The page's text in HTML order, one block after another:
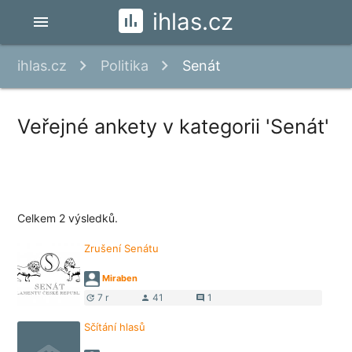
ihlas.cz
menu
ihlas.cz Politika Senát
Veřejné ankety v kategorii 'Senát'
Celkem 2 výsledků.
Zrušení Senátu
Miraben
update 7 r person 41 comment 1
Sčítání hlasů